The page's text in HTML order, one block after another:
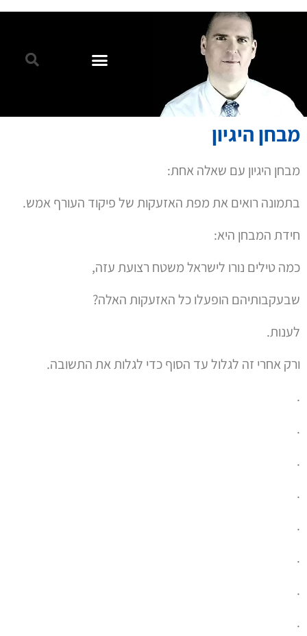
מבחן היגיון
מבחן היגיון עם שאלה אחת:
בתמונה רואים את מפת האזעקות של פיקוד העורף אמש.
חידת המבחן היא:
כמה טילים נורו לישראל משטח רצועת עזה,
שבעקבותיהם הופעלו כל האזעקות האלה?
לענות.
ורק אחרי זה לגלול עד הסוף כדי לגלות את התשובה.
.
.
.
.
.
.
.
.